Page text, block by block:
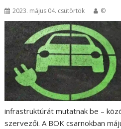
2023. május 04. csütörtök ©
infrastruktúrát mutatnak be –
szervezői. A BOK csarnokban